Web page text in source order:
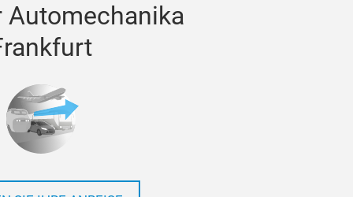
Automechanika